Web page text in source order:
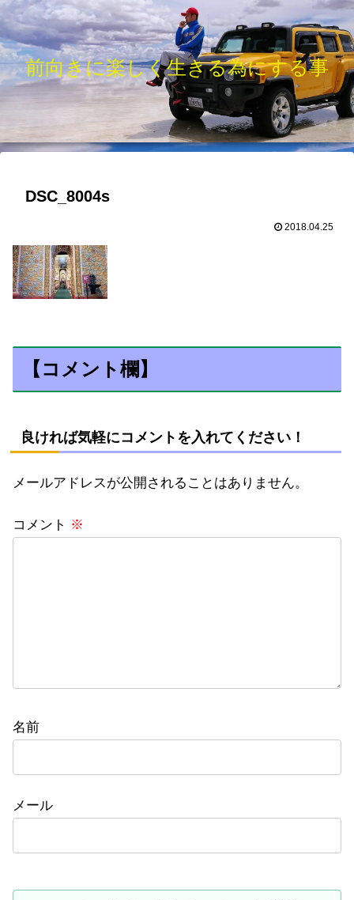
前向きに楽しく生きる為にする事
DSC_8004s
2018.04.25
【コメント欄】
良ければ気軽にコメントを入れてください！
メールアドレスが公開されることはありません。
コメント ※
名前
メール